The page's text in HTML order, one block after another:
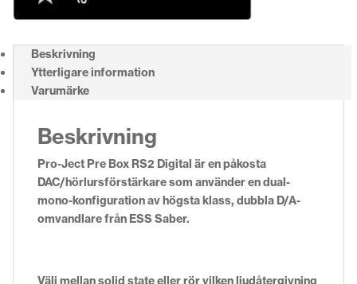
Beskrivning
Ytterligare information
Varumärke
Beskrivning
Pro-Ject Pre Box RS2 Digital är en påkosta
DAC/hörlursförstärkare som använder en dual-
mono-konfiguration av högsta klass, dubbla D/A-
omvandlare från ESS Saber.
Välj mellan solid state eller rörvilken ljudåtergivning